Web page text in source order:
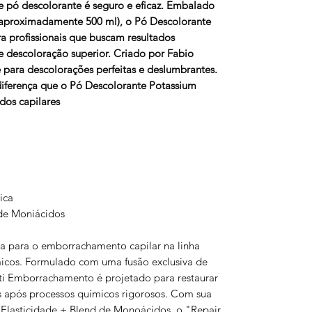
pó descolorante é seguro e eficaz. Embalado
500 ml), o Pó Descolorante
profissionais que buscam resultados
descoloração superior. Criado por Fabio
descolorações perfeitas e deslumbrantes.
que o Pó Descolorante Potassium
capilares
Moniácidos
para o emborrachamento capilar na linha
Formulado com uma fusão exclusiva de
Emborrachamento é projetado para restaurar
processos químicos rigorosos. Com sua